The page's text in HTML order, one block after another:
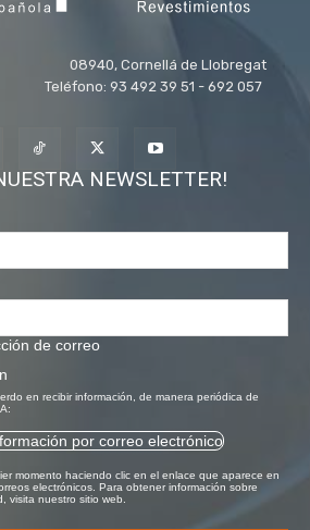
08940, Cornellá de Llobregat
93 492 39 51 - 692 057
NEWSLETTER!
de correo
en recibir información, de manera periódica de
por correo electrónico
momento haciendo clic en el enlace que aparece en
electrónicos. Para obtener información sobre
visita nuestro sitio web.